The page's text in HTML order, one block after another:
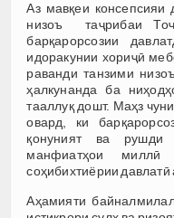
Аз мавқеи консепсияи
низоъ таҷрибаи
барқарорсозии
идоракунии хориҷӣ
раванди танзими
ҳалкунанда ба
тааллуқ дошт. Маҳз
овард, ки
қонуният ва рушди
манфиатҳои
соҳибихтиёрии
Аҳамияти